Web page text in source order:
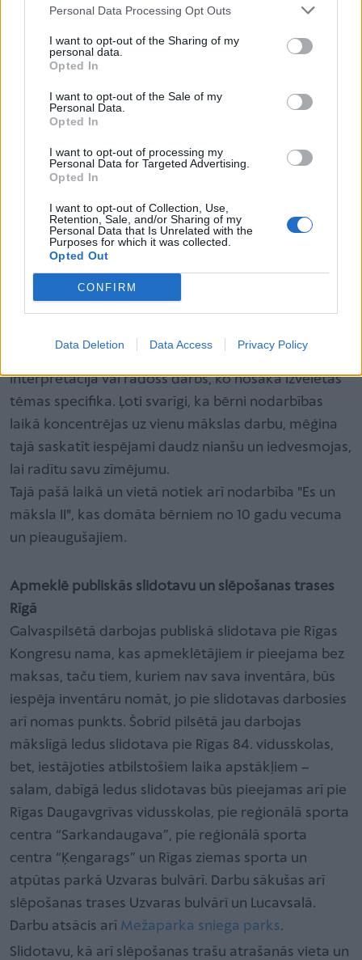
Personal Data Processing Opt Outs
I want to opt-out of the Sharing of my
personal data.
Opted In
I want to opt-out of the Sale of my
Personal Data.
Opted In
I want to opt-out of processing my
Personal Data for Targeted Advertising.
Opted In
I want to opt-out of Collection, Use,
Retention, Sale, and/or Sharing of my
Personal Data that Is Unrelated with the
Purposes for which it was collected.
Opted Out
CONFIRM
Data Deletion Data Access Privacy Policy
grāmatiņai, gatavs jaunam lēcienam un jaunam
piedzīvojumam.
5. janvārī. no pulksten 12.00 līdz 15.00. Latvijas
Nacionālajā mākslas muzejā nodarbība "Es un
māksla I". Programma piedāvā bērniem iepazīt
mākslu tuvāk caur viņu personisko pieredzi. Muzeja
laikā kļūst par izpētes objektu un tēmu zīmēšanas
uzdevumiem. Šādi – skatoties, domājot, zīmējot –
iespējams vairāk uzzināt par mākslas tapšanas
procesu, mākslas darbu iekšējo struktūru, autoru
personībām un laika kontekstu. Nodarbību struktūru
interpretācija vai radošs darbs, ko nosaka izvēlētās
tēmas specifika. Ļoti svarīgi, ka bērni nodarbības
laikā koncentrējas uz vienu mākslas darbu, mēģina
tajā saskatīt iespējami daudz nianšu un iedvesmojas,
lai radītu savu zīmējumu.
Tajā pašā laikā un vietā notiek arī nodarbība "Es un
māksla II", kas domāta bērniem no 10 gadu vecuma
un pieaugušajiem.
Apmeklē publiskās slidotavu un slēpošanas trases
Rīgā
Galvaspilsētā darbojas publiskā slidotava pie Rīgas
Kongresu nama, kas apmeklētājiem ir pieejama bez
maksas, taču tiem, kuriem nav sava inventāra, būs
iespēja inventāru nomāt, jo pie slidotavas darbosies
arī nomas punkts. Šobrīd pilsētā jau darbojas
mākslīgā ledus slidotava pie Rīgas 84. vidusskolas,
bet, iestājoties atbilstošiem laika apstākļiem –
salam, dabīgā ledus slidotavas būs pieejamas arī pie
Rīgas Daugavgrīvas vidusskolas, pie reģionālā sporta
centra “Sarkandaugava”, pie reģionālā sporta
centra “Ķengarags” un Rīgas ziemas sporta un
atpūtas parkā Uzvaras bulvārī. Darbu sākušas arī
slēpošanas trases Uzvaras bulvārī un Lucavsalā.
Darbu atsācis arī Mežaparka sniega parks.
Slidotavu, kā arī slēpošanas trašu atrašanās vieta un